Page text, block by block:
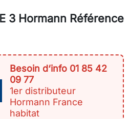
3 Hormann Référence
Besoin d‘info 01 85 42
09 77
1er distributeur
Hormann France
habitat